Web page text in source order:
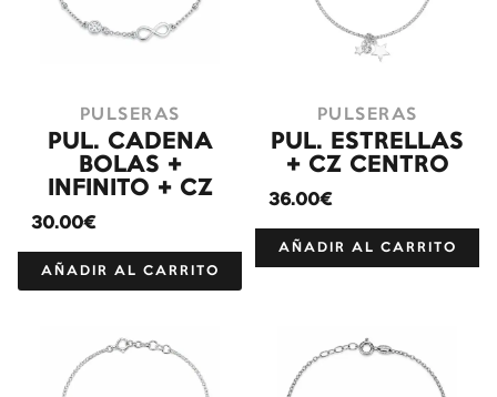
PULSERAS
PUL. CADENA
BOLAS +
INFINITO + CZ
30.00€
AÑADIR AL CARRITO
PULSERAS
PUL. ESTRELLAS
+ CZ CENTRO
36.00€
AÑADIR AL CARRITO